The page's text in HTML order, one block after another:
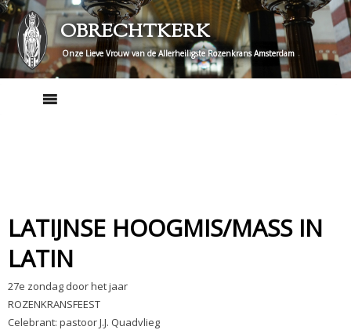
Skip
to
content
OBRECHTKERK
Onze Lieve Vrouw van de Allerheiligste Rozenkrans Amsterdam
LATIJNSE HOOGMIS/MASS IN
LATIN
27e zondag door het jaar
ROZENKRANSFEEST
Celebrant: pastoor J.J. Quadvlieg